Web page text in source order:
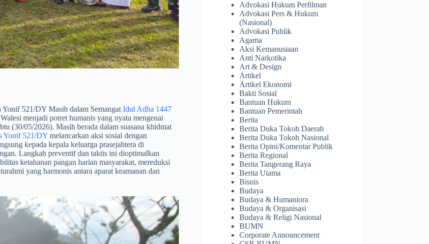
Yonif 521/DY Masih dalam SemangatIdul Adha 1447
menjadi potret humanis yang nyata mengenai
(30/05/2026). Masih berada dalam suasana khidmat
Yonif 521/DY melancarkan aksi sosial dengan
kepada kepala keluarga prasejahtera di
Langkah preventif dan taktis ini dioptimalkan
ketahanan pangan harian masyarakat, mereduksi
yang harmonis antara aparat keamanan dan
Advokasi Hukum Perfilman
Advokasi Pers & Hukum
(Nasional)
Advokasi Publik
Agama
Aksi Kemanusiaan
Anti Narkotika
Art & Design
Artikel
Artikel Ekonomi
Bakti Sosial
Bantuan Hukum
Bantuan Pemerintah
Berita
Berita Duka Tokoh Daerah
Berita Duka Tokoh Nasional
Berita Opini/Komentar Publik
Berita Regional
Berita Tangerang Raya
Berita Utama
Bisnis
Budaya
Budaya & Humaniora
Budaya & Organisasi
Budaya & Religi Nasional
BUMN
Corporate Announcement